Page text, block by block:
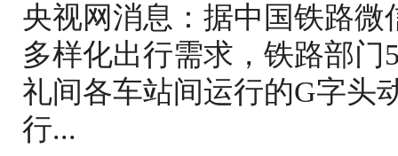
央视网消息：据中国铁路
多样化出行需求，铁路部门
礼间各车站间运行的G字头
行...